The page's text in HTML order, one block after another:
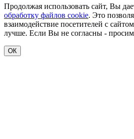
Продолжая использовать сайт, Вы
обработку файлов cookie. Это
взаимодействие посетителей с
лучше. Если Вы не согласны - просим
ОК